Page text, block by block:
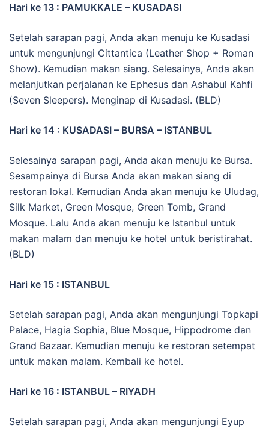
Hari ke 13 : PAMUKKALE – KUSADASI
Setelah sarapan pagi, Anda akan menuju ke Kusadasi
untuk mengunjungi Cittantica (Leather Shop + Roman
Show). Kemudian makan siang. Selesainya, Anda akan
melanjutkan perjalanan ke Ephesus dan Ashabul Kahfi
(Seven Sleepers). Menginap di Kusadasi. (BLD)
Hari ke 14 : KUSADASI – BURSA – ISTANBUL
Selesainya sarapan pagi, Anda akan menuju ke Bursa.
Sesampainya di Bursa Anda akan makan siang di
restoran lokal. Kemudian Anda akan menuju ke Uludag,
Silk Market, Green Mosque, Green Tomb, Grand
Mosque. Lalu Anda akan menuju ke Istanbul untuk
makan malam dan menuju ke hotel untuk beristirahat.
(BLD)
Hari ke 15 : ISTANBUL
Setelah sarapan pagi, Anda akan mengunjungi Topkapi
Palace, Hagia Sophia, Blue Mosque, Hippodrome dan
Grand Bazaar. Kemudian menuju ke restoran setempat
untuk makan malam. Kembali ke hotel.
Hari ke 16 : ISTANBUL – RIYADH
Setelah sarapan pagi, Anda akan mengunjungi Eyup